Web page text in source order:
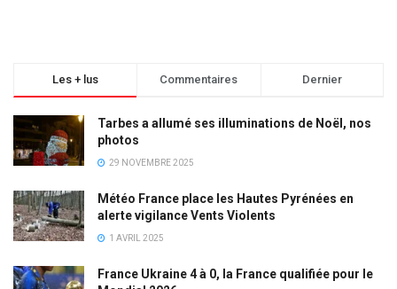
Les + lus Commentaires Dernier
Tarbes a allumé ses illuminations de Noël, nos
photos
29 NOVEMBRE 2025
Météo France place les Hautes Pyrénées en
alerte vigilance Vents Violents
1 AVRIL 2025
France Ukraine 4 à 0, la France qualifiée pour le